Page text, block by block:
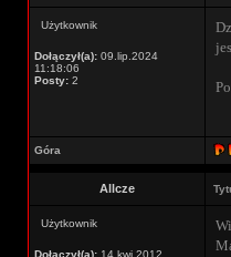
Użytkownik
Dołączył(a): 09.lip.2024
11:18:06
Posty: 2
Góra
Allcze
Użytkownik
Dołączył(a): 14.kwi.2012